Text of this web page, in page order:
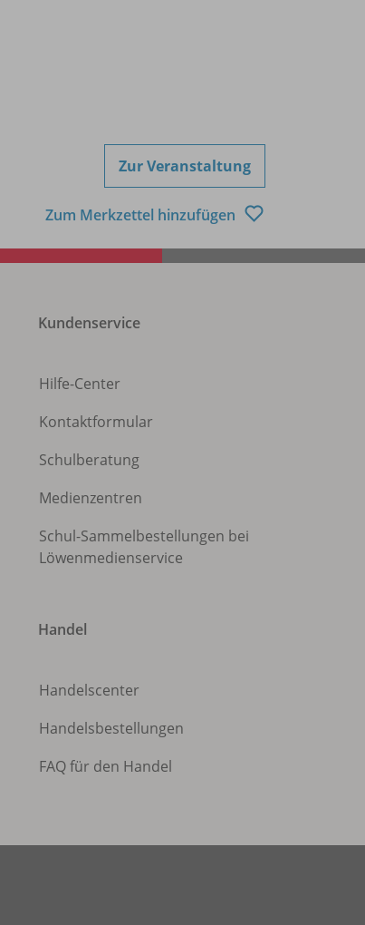
Zur Veranstaltung
Zum Merkzettel hinzufügen
Kundenservice
Hilfe-Center
Kontaktformular
Schulberatung
Medienzentren
Schul-Sammelbestellungen bei
Löwenmedienservice
Handel
Handelscenter
Handelsbestellungen
FAQ für den Handel